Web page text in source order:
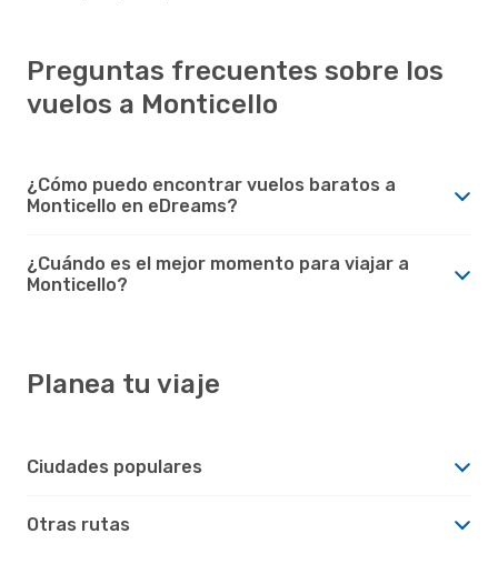
Preguntas frecuentes sobre los
vuelos a Monticello
¿Cómo puedo encontrar vuelos baratos a
Monticello en eDreams?
¿Cuándo es el mejor momento para viajar a
Monticello?
Planea tu viaje
Ciudades populares
Otras rutas